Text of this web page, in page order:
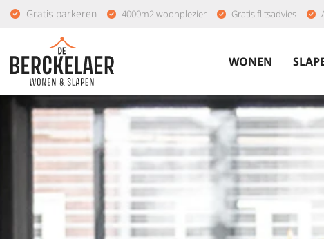
Gratis parkeren 4000m2 woonplezier Gratis flitsadvies
WONEN